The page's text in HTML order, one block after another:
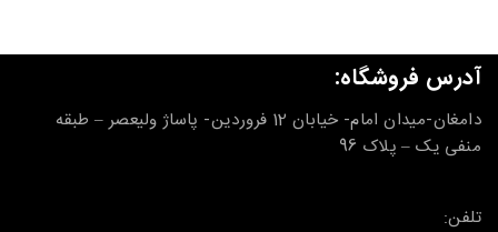
آدرس فروشگاه:
دامغان-میدان امام- خیابان 12 فروردین- پاساژ ولیعصر – طبقه
منفی یک – پلاک 96
تلفن: